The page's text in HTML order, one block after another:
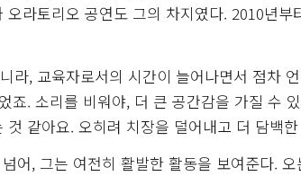
오라토리오 공연도 그의 차지였다. 2010년
라, 교육자로서의 시간이 늘어나면서 점차
죠. 소리를 비워야, 더 큰 공간감을 가질 수
것 같아요. 오히려 치장을 덜어내고 더 담백
넘어, 그는 여전히 활발한 활동을 보여준다.